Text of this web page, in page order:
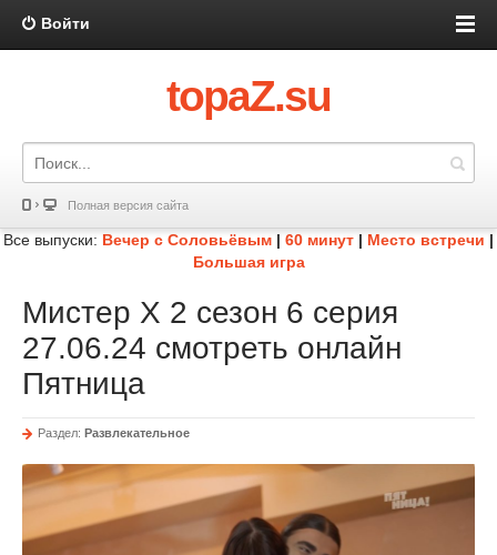
Войти
topaZ.su
Полная версия сайта
Все выпуски: Вечер с Соловьёвым | 60 минут | Место встречи |
Большая игра
Мистер Х 2 сезон 6 серия
27.06.24 смотреть онлайн
Пятница
Раздел: Развлекательное